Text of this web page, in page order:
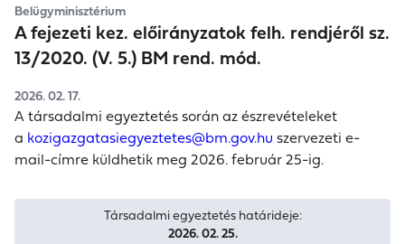
Belügyminisztérium
A fejezeti kez. előirányzatok felh. rendjéről sz.
13/2020. (V. 5.) BM rend. mód.
2026. 02. 17.
A társadalmi egyeztetés során az észrevételeket
a kozigazgatasiegyeztetes@bm.gov.hu szervezeti e-
mail-címre küldhetik meg 2026. február 25-ig.
Társadalmi egyeztetés határideje:
2026. 02. 25.